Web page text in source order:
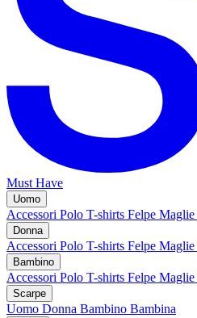
Must Have
Uomo
Accessori Polo T-shirts Felpe Maglie
Donna
Accessori Polo T-shirts Felpe Maglie
Bambino
Accessori Polo T-shirts Felpe Maglie
Scarpe
Uomo Donna Bambino Bambina